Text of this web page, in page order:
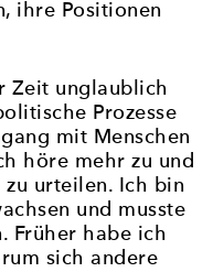
ihre Positionen
Zeit unglaublich
Prozesse
mit Menschen
höre mehr zu und
zu urteilen. Ich bin
und musste
Früher habe ich
sich andere